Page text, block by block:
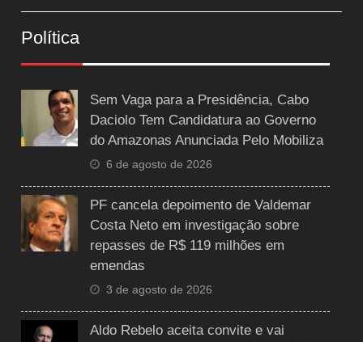
Política
Sem Vaga para a Presidência, Cabo
Daciolo Tem Candidatura ao Governo
do Amazonas Anunciada Pelo Mobiliza
6 de agosto de 2026
PF cancela depoimento de Valdemar
Costa Neto em investigação sobre
repasses de R$ 119 milhões em
emendas
3 de agosto de 2026
Aldo Rebelo aceita convite e vai